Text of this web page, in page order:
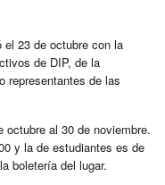
el 23 de octubre con la
de DIP, de la
representantes de las
octubre al 30 de noviembre.
y la de estudiantes es de
boletería del lugar.